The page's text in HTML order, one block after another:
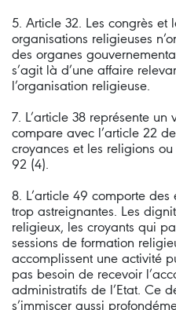
5. Article 32. Les congrès et
organisations religieuses
des organes
s’agit là d’une affaire
l’organisation religieuse.
7. L’article 38 représente
compare avec l’article 22
croyances et les religions ou
92 (4).
8. L’article 49 comporte
trop astreignantes. Les
religieux, les croyants qui
sessions de formation
accomplissent une activité
pas besoin de recevoir
administratifs de l’Etat. Ce
s’immiscer aussi